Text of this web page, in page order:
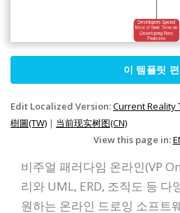
이 템플릿
Edit Localized Version:Current Reality
樹圖(TW) | 当前现实树图(CN)
View this page in:
비주얼 패러다임 온라인(VP
리와 UML, ERD, 조직도 등 다
원하는 온라인 드로잉 소프트